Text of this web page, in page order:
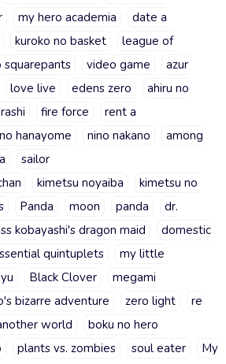
my hero academia
date a
kuroko no basket
league of
video game
azur
love live edens zero
ahiru no
fire force
rent a
hanayome nino nakano
among
sailor
kimetsu noyaiba
kimetsu no
Panda moon panda
dr.
kobayashi's dragon maid
domestic
quintuplets
my little
Black Clover
megami
bizarre adventure zero light
re
world
boku no hero
plants vs. zombies soul eater
My